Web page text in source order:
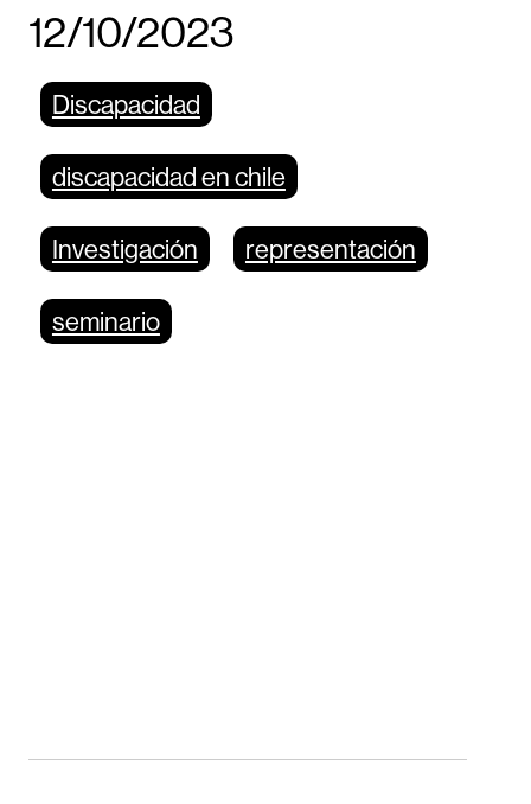
12/10/2023
Discapacidad
discapacidad en chile
Investigación representación
seminario